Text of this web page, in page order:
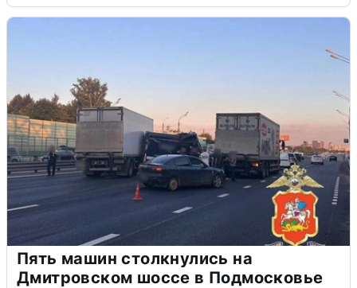
Пять машин столкнулись на
Дмитровском шоссе в Подмосковье